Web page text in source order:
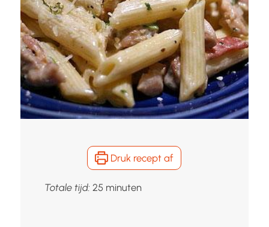
Druk recept af
Totale tijd: 25minuten
minuten